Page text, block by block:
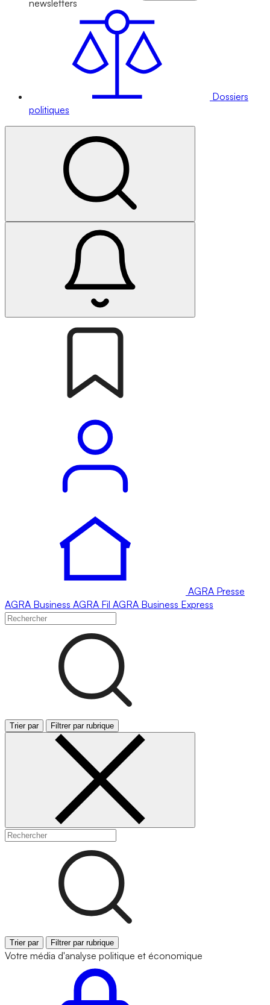
newsletters
Dossiers
politiques
AGRA Presse
AGRA Business AGRA Fil AGRA Business Express
Trier par Filtrer par rubrique
Trier par Filtrer par rubrique
Votre média d'analyse politique et économique